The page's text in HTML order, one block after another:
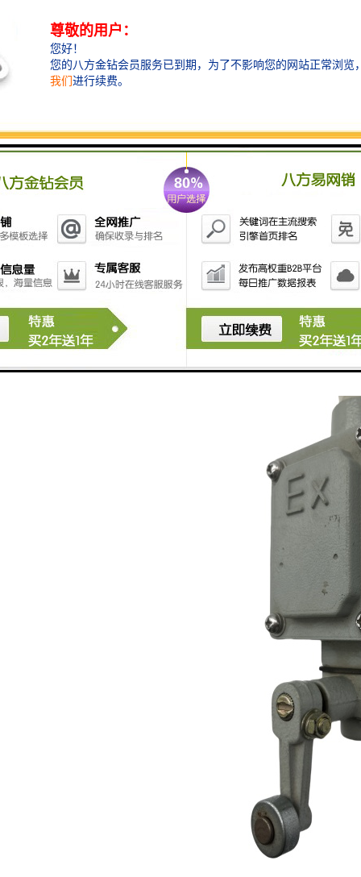
触点闭合，外力作用时断开，可用于紧急停止或安全保
护电路；转换型具备常开和常闭两组触点，能根据机械
部件的位置变化，灵活切换电路状态，满足复杂的控制
行程开关广泛应用于机床、自动化生产线、物流设备等
领域。在机床加工中，通过行程开关可控制工作台的移
动范围，确保加工精度；在自动化生产线，它能协调各
工位间的物料传输，保证生产流程的顺畅。凭借其可靠
的性能与多样的功能，行程开关为工业设备的、安全运